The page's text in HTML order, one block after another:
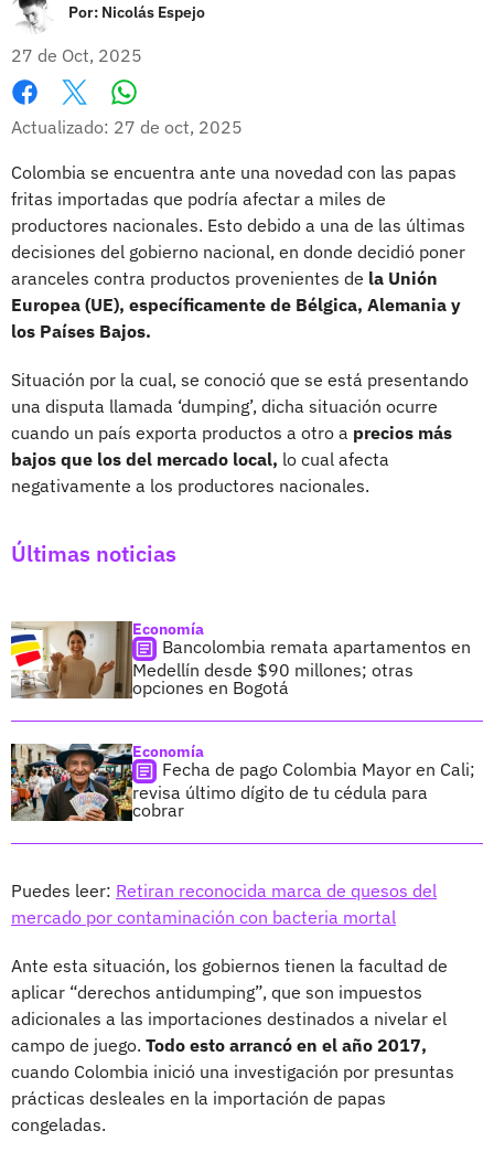
Por: Nicolás Espejo
27 de Oct, 2025
Facebook
X
Actualizado: 27 de oct, 2025
Colombia se encuentra ante una novedad con las papas
fritas importadas que podría afectar a miles de
productores nacionales. Esto debido a una de las últimas
decisiones del gobierno nacional, en donde decidió poner
aranceles contra productos provenientes de la Unión
Europea (UE), específicamente de Bélgica, Alemania y
los Países Bajos.
Situación por la cual, se conoció que se está presentando
una disputa llamada ‘dumping’, dicha situación ocurre
cuando un país exporta productos a otro a precios más
bajos que los del mercado local, lo cual afecta
negativamente a los productores nacionales.
Últimas noticias
Economía
Bancolombia remata apartamentos en
Medellín desde $90 millones; otras
opciones en Bogotá
Economía
Fecha de pago Colombia Mayor en Cali;
revisa último dígito de tu cédula para
cobrar
Puedes leer: Retiran reconocida marca de quesos del
mercado por contaminación con bacteria mortal
Ante esta situación, los gobiernos tienen la facultad de
aplicar “derechos antidumping”, que son impuestos
adicionales a las importaciones destinados a nivelar el
campo de juego. Todo esto arrancó en el año 2017,
cuando Colombia inició una investigación por presuntas
prácticas desleales en la importación de papas
congeladas.